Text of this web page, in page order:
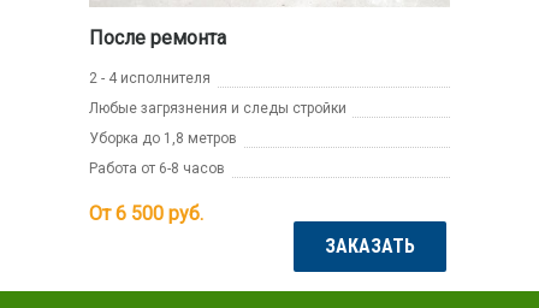
После ремонта
2 - 4 исполнителя
Любые загрязнения и следы стройки
Уборка до 1,8 метров
Работа от 6-8 часов
От 6 500 руб.
ЗАКАЗАТЬ